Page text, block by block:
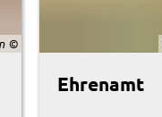
Ehrenamt